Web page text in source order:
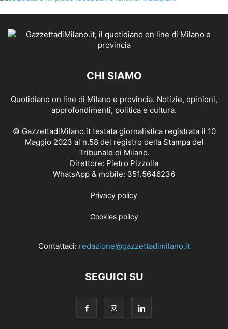
CHI SIAMO
Quotidiano on line di Milano e provincia. Notizie, opinioni,
approfondimenti, politica e cultura.
© GazzettadiMilano.it testata giornalistica registrata il 10
Maggio 2023 al n.58 del registro della Stampa del
Tribunale di Milano.
Direttore: Pietro Pizzolla
WhatsApp & mobile: 351.5646236
Privacy policy
Cookies policy
Contattaci: redazione@gazzettadimilano.it
SEGUICI SU